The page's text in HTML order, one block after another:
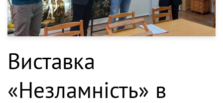
Виставка
«Незламність» в